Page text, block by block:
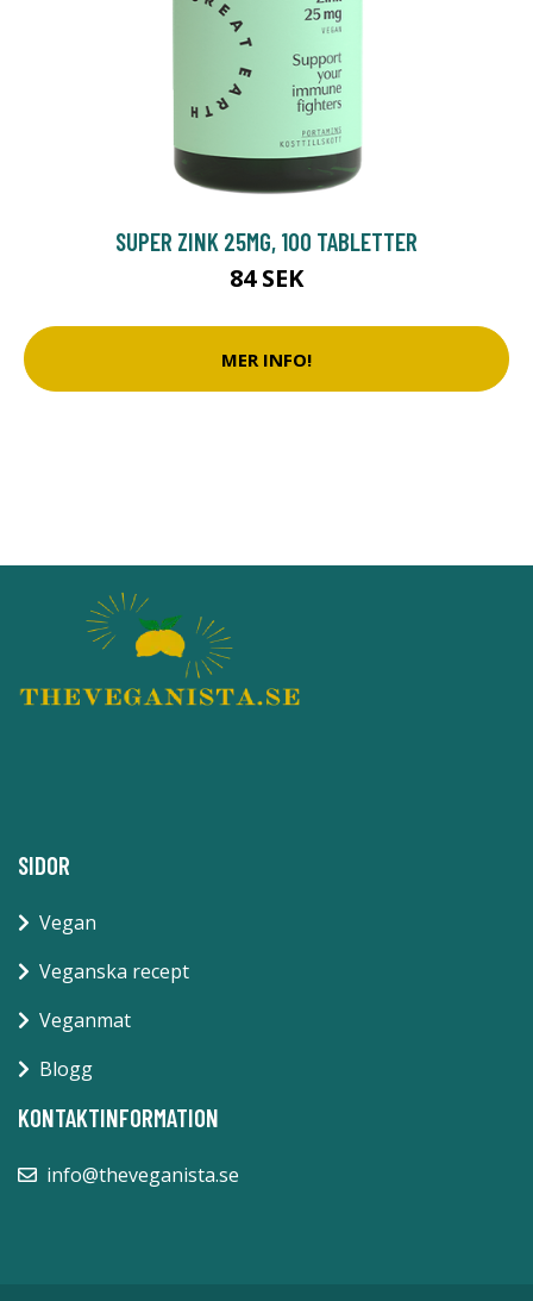
SUPER ZINK 25MG, 100 TABLETTER
84 SEK
MER INFO!
SIDOR
Vegan
Veganska recept
Veganmat
Blogg
KONTAKTINFORMATION
info@theveganista.se